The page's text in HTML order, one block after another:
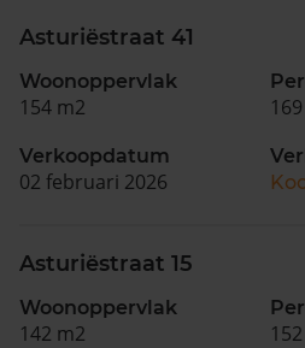
Asturiëstraat 41
Woonoppervlak
154 m2
Verkoopdatum
02 februari 2026
Asturiëstraat 15
Woonoppervlak
142 m2